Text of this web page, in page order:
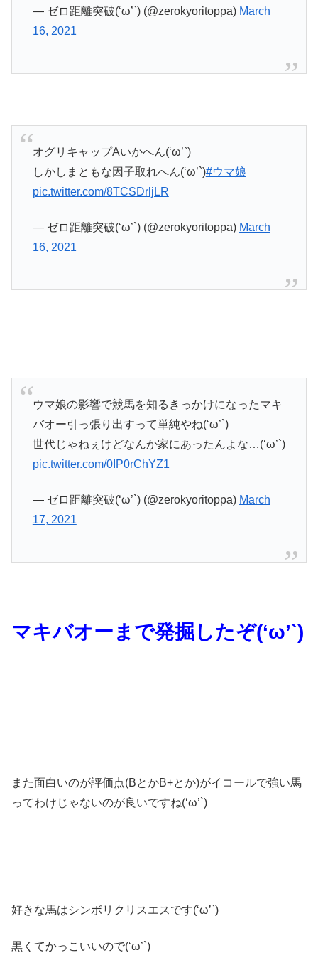
— ゼロ距離突破(‘ω’`) (@zerokyoritoppa) March
16, 2021
オグリキャップAいかへん(‘ω’`)
しかしまともな因子取れへん(‘ω’`)#ウマ娘
pic.twitter.com/8TCSDrljLR
— ゼロ距離突破(‘ω’`) (@zerokyoritoppa) March
16, 2021
ウマ娘の影響で競馬を知るきっかけになったマキ
バオー引っ張り出すって単純やね(‘ω’`)
世代じゃねぇけどなんか家にあったんよな…(‘ω’`)
pic.twitter.com/0IP0rChYZ1
— ゼロ距離突破(‘ω’`) (@zerokyoritoppa) March
17, 2021
マキバオーまで発掘したぞ(‘ω’`)
また面白いのが評価点(BとかB+とか)がイコールで強い馬
ってわけじゃないのが良いですね(‘ω’`)
好きな馬はシンボリクリスエスです(‘ω’`)
黒くてかっこいいので(‘ω’`)